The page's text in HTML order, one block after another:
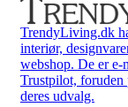
TrendyLiving.dk
interiør,
webshop. De er e-
Trustpilot, foruden
deres udvalg.